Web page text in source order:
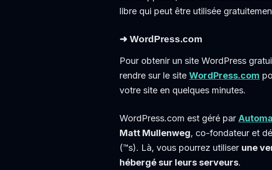
libre qui peut être utilisée
➜ WordPress.com
Pour obtenir un site WordPress
rendre sur le site WordPress.com
votre site en quelques minutes.
WordPress.com est géré par
Matt Mullenweg, co-fondateur et
(™s). Là, vous pourrez utiliser une
hébergé sur leurs serveurs.